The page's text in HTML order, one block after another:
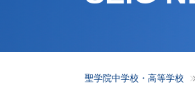
聖学院中学校・高等学校